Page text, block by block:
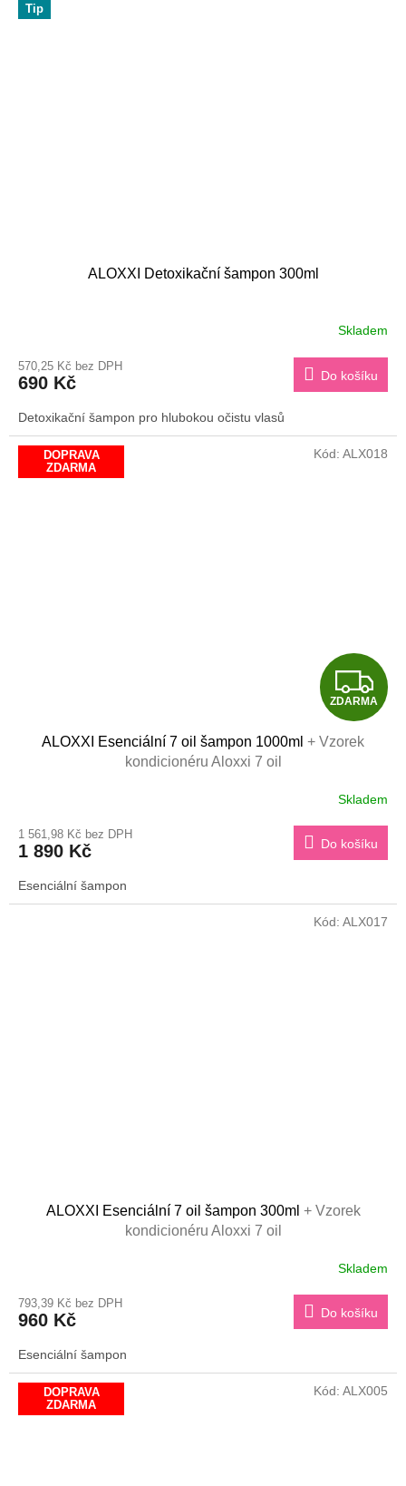
Tip
ALOXXI Detoxikační šampon 300ml
Skladem
570,25 Kč bez DPH
690 Kč Do košíku
Detoxikační šampon pro hlubokou očistu vlasů
DOPRAVA
ZDARMA
Z
D
R
M
A
ZDARMA
ALOXXI Esenciální 7 oil šampon 1000ml + Vzorek
kondicionéru Aloxxi 7 oil
Skladem
1 561,98 Kč bez DPH
1 890 Kč Do košíku
Esenciální šampon
Kód: ALX018
ALOXXI Esenciální 7 oil šampon 300ml + Vzorek
kondicionéru Aloxxi 7 oil
Skladem
793,39 Kč bez DPH
960 Kč Do košíku
Esenciální šampon
Kód: ALX017
DOPRAVA
ZDARMA
Kód: ALX005